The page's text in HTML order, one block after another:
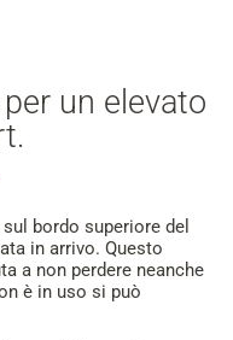
un elevato
bordo superiore del
in arrivo. Questo
a non perdere neanche
è in uso si può